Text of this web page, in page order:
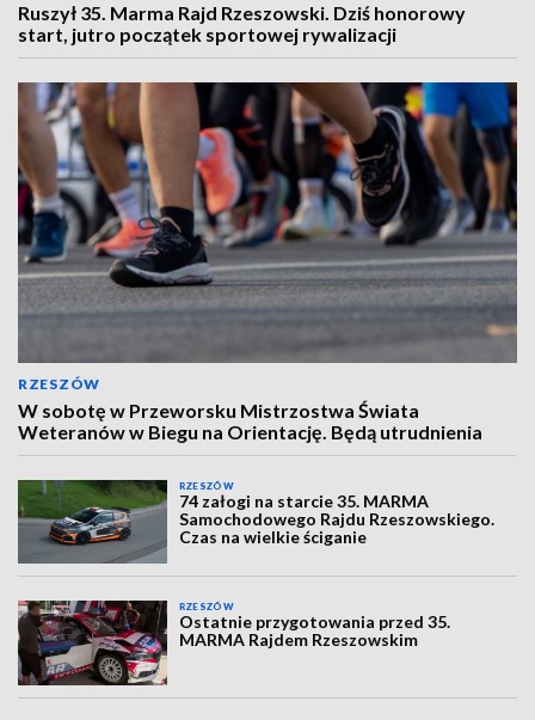
Ruszył 35. Marma Rajd Rzeszowski. Dziś honorowy
start, jutro początek sportowej rywalizacji
RZESZÓW
W sobotę w Przeworsku Mistrzostwa Świata
Weteranów w Biegu na Orientację. Będą utrudnienia
RZESZÓW
74 załogi na starcie 35. MARMA
Samochodowego Rajdu Rzeszowskiego.
Czas na wielkie ściganie
RZESZÓW
Ostatnie przygotowania przed 35.
MARMA Rajdem Rzeszowskim